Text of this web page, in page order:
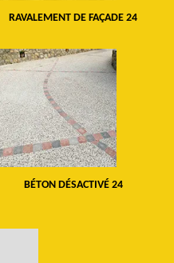
RAVALEMENT DE FAÇADE 24
BÉTON DÉSACTIVÉ 24